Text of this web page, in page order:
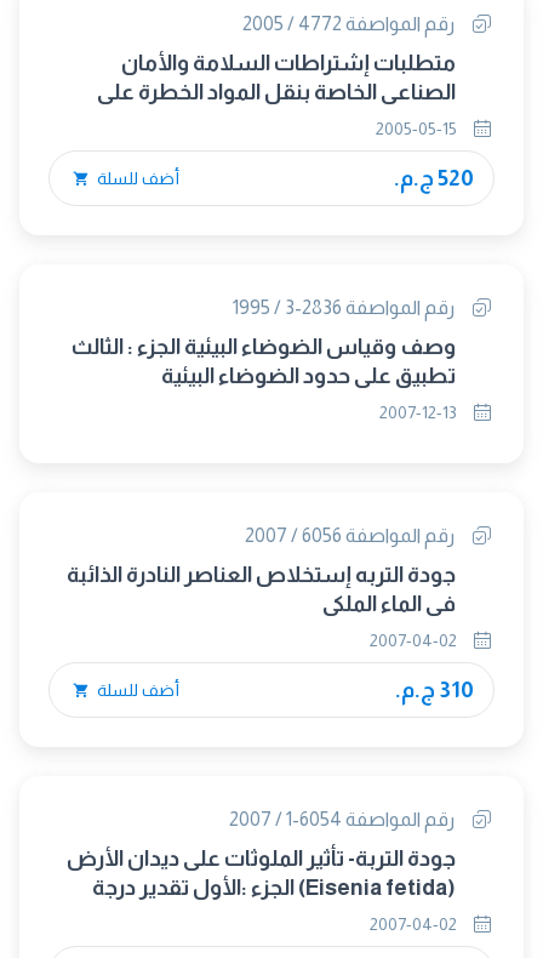
رقم المواصفة 4772 / 2005
متطلبات إشتراطات السلامة والأمان
الصناعي الخاصة بنقل المواد الخطرة على
الطرق
520 ج.م. أضف للسلة
رقم المواصفة 2836-3 / 1995
وصف وقياس الضوضاء البيئية الجزء : الثالث
تطبيق على حدود الضوضاء البيئية
رقم المواصفة 6056 / 2007
جودة التربه إستخلاص العناصر النادرة الذائبة
فى الماء الملكى
310 ج.م. أضف للسلة
رقم المواصفة 6054-1 / 2007
جودة التربة- تأثير الملوثات على ديدان الأرض
(Eisenia fetida) الجزء :الأول تقدير درجة
السمية الحادة بإستخدام الأرض الصناعية